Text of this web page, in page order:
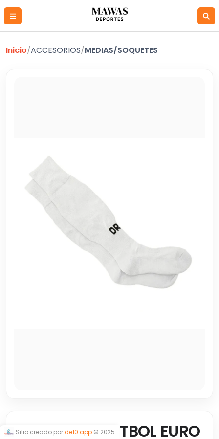
Inicio/ACCESORIOS/MEDIAS/SOQUETES
MEDIAS DE FUTBOL EURO
Sitio creado porde10.app © 2025